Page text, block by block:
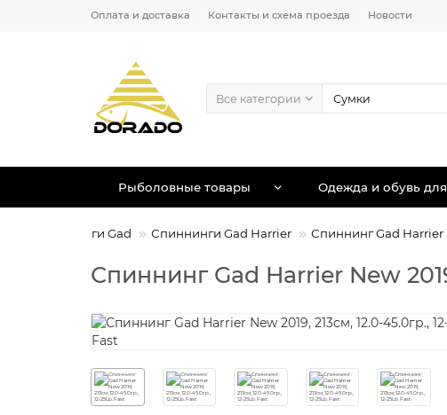
Оплата и доставка Контакты и схема проезда Новости
Все категории
Рыболовные товары Одежда и обувь
Спиннинги Gad Спиннинги Gad Harrier Спиннинг Gad Harrier
Спиннинг Gad Harrier New